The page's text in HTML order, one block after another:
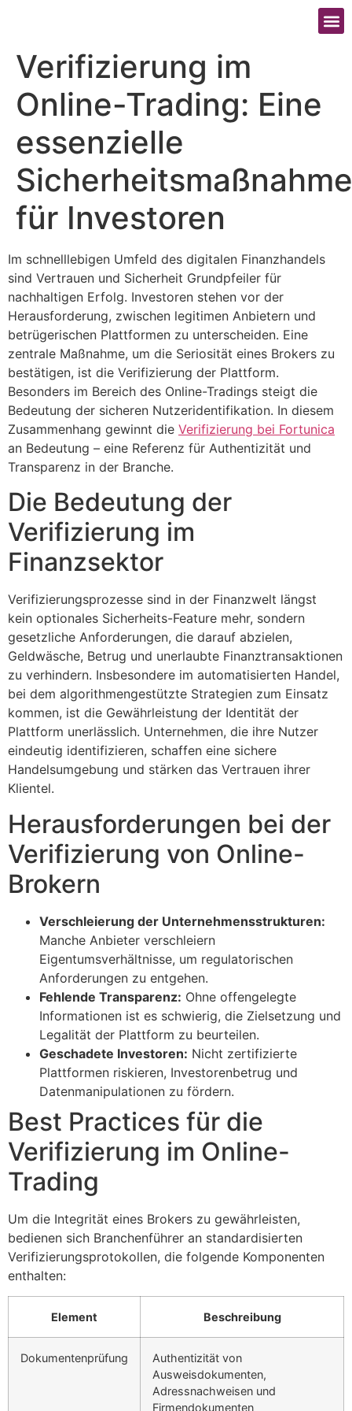
Verifizierung im
Online-Trading: Eine
essenzielle
Sicherheitsmaßnahme
für Investoren
Im schnelllebigen Umfeld des digitalen Finanzhandels
sind Vertrauen und Sicherheit Grundpfeiler für
nachhaltigen Erfolg. Investoren stehen vor der
Herausforderung, zwischen legitimen Anbietern und
betrügerischen Plattformen zu unterscheiden. Eine
zentrale Maßnahme, um die Seriosität eines Brokers zu
bestätigen, ist die Verifizierung der Plattform.
Besonders im Bereich des Online-Tradings steigt die
Bedeutung der sicheren Nutzeridentifikation. In diesem
Zusammenhang gewinnt die Verifizierung bei Fortunica
an Bedeutung – eine Referenz für Authentizität und
Transparenz in der Branche.
Die Bedeutung der
Verifizierung im
Finanzsektor
Verifizierungsprozesse sind in der Finanzwelt längst
kein optionales Sicherheits-Feature mehr, sondern
gesetzliche Anforderungen, die darauf abzielen,
Geldwäsche, Betrug und unerlaubte Finanztransaktionen
zu verhindern. Insbesondere im automatisierten Handel,
bei dem algorithmengestützte Strategien zum Einsatz
kommen, ist die Gewährleistung der Identität der
Plattform unerlässlich. Unternehmen, die ihre Nutzer
eindeutig identifizieren, schaffen eine sichere
Handelsumgebung und stärken das Vertrauen ihrer
Klientel.
Herausforderungen bei der
Verifizierung von Online-
Brokern
Verschleierung der Unternehmensstrukturen:
Manche Anbieter verschleiern
Eigentumsverhältnisse, um regulatorischen
Anforderungen zu entgehen.
Fehlende Transparenz: Ohne offengelegte
Informationen ist es schwierig, die Zielsetzung und
Legalität der Plattform zu beurteilen.
Geschadete Investoren: Nicht zertifizierte
Plattformen riskieren, Investorenbetrug und
Datenmanipulationen zu fördern.
Best Practices für die
Verifizierung im Online-
Trading
Um die Integrität eines Brokers zu gewährleisten,
bedienen sich Branchenführer an standardisierten
Verifizierungsprotokollen, die folgende Komponenten
enthalten:
Element Beschreibung
Dokumentenprüfung
Authentizität von
Ausweisdokumenten,
Adressnachweisen und
Firmendokumenten